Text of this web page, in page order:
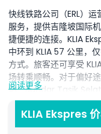
快线铁路公司（ERL）
服务，提供吉隆坡国际
捷便捷的连接。KLIA
中环到 KLIA 57 公里，
方式。旅客还可享受
场转乘顺畅。对于偏好
站：Bandar Tasik
Tinggi。ERL 以提供高
奖项。2012、2014、
接殊荣。2017年在马来
阅读更多
KLIA Ekspres